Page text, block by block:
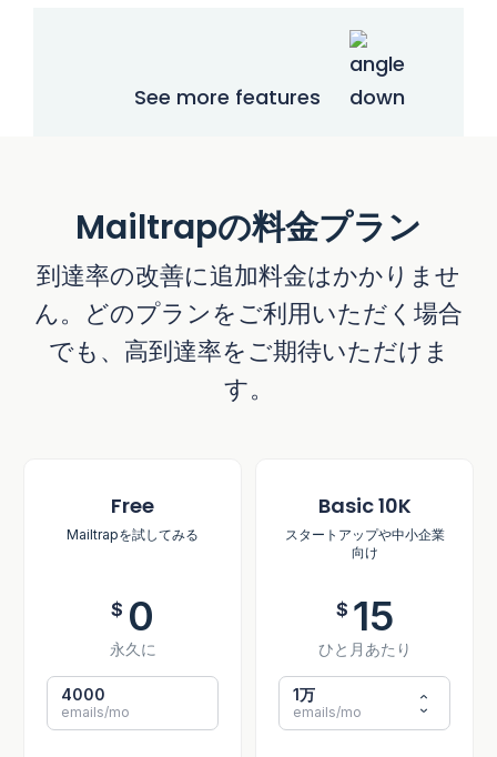
See more features
Mailtrapの料金プラン
到達率の改善に追加料金はかかりませ
ん。どのプランをご利用いただく場合
でも、高到達率をご期待いただけま
す。
Free
Mailtrapを試してみる
$ 0
永久に
4000
emails/mo
Basic 10K
スタートアップや中小企業
向け
$ 15
ひと月あたり
1万
emails/mo